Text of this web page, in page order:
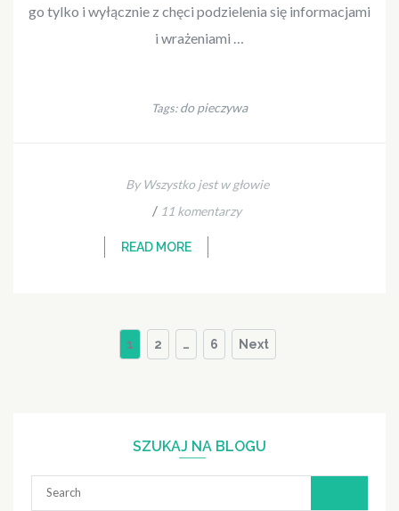
go tylko i wyłącznie z chęci podzielenia się informacjami
i wrażeniami …
Tags:do pieczywa
By Wszystko jest w głowie
/ 11 komentarzy
READ MORE
StronicowaniePage
1 Page
2 … Page
6 Next
SZUKAJ NA BLOGU